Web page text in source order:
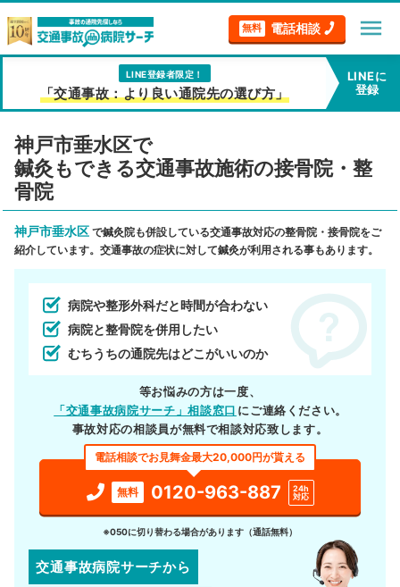
無料 電話相談 menu
LINE登録者限定！
「交通事故：より良い通院先の選び方」
LINEに
登録
神戸市垂水区で
鍼灸もできる交通事故施術の接骨院・整
骨院
神戸市垂水区 で鍼灸院も併設している交通事故対応の整骨院・接骨院をご
紹介しています。交通事故の症状に対して鍼灸が利用される事もあります。
病院や整形外科だと時間が合わない
病院と整骨院を併用したい
むちうちの通院先はどこがいいのか
等お悩みの方は一度、
「交通事故病院サーチ」相談窓口 にご連絡ください。
事故対応の相談員が無料で相談対応致します。
電話相談でお見舞金最大20,000円が貰える
無料 0120-963-887
24h
対応
※050に切り替わる場合があります（通話無料）
交通事故病院サーチから